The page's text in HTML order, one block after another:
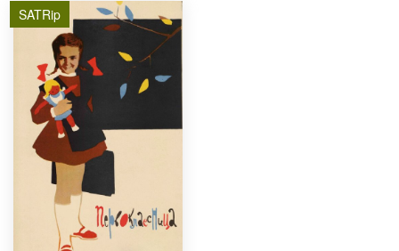
SATRip